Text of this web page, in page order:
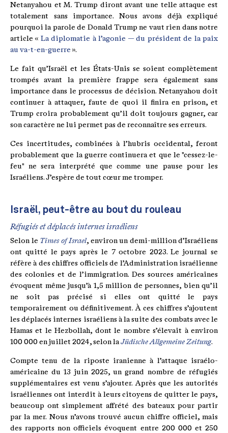
Netanyahou et M. Trump diront avant une telle attaque est
totalement sans importance. Nous avons déjà expliqué
pourquoi la parole de Donald Trump ne vaut rien dans notre
article « La diplomatie à l’agonie — du président de la paix
au va-t-en-guerre ».
Le fait qu’Israël et les États-Unis se soient complètement
trompés avant la première frappe sera également sans
importance dans le processus de décision. Netanyahou doit
continuer à attaquer, faute de quoi il finira en prison, et
Trump croira probablement qu’il doit toujours gagner, car
son caractère ne lui permet pas de reconnaître ses erreurs.
Ces incertitudes, combinées à l’hubris occidental, feront
probablement que la guerre continuera et que le "cessez-le-
feu" ne sera interprété que comme une pause pour les
Israéliens. J’espère de tout cœur me tromper.
Israël, peut-être au bout du rouleau
Réfugiés et déplacés internes israéliens
Selon le Times of Israel, environ un demi-million d’Israéliens
ont quitté le pays après le 7 octobre 2023. Le journal se
réfère à des chiffres officiels de l’Administration israélienne
des colonies et de l’immigration. Des sources américaines
évoquent même jusqu’à 1,5 million de personnes, bien qu’il
ne soit pas précisé si elles ont quitté le pays
temporairement ou définitivement. À ces chiffres s’ajoutent
les déplacés internes israéliens à la suite des combats avec le
Hamas et le Hezbollah, dont le nombre s’élevait à environ
100 000 en juillet 2024, selon laJüdische Allgemeine Zeitung.
Compte tenu de la riposte iranienne à l’attaque israélo-
américaine du 13 juin 2025, un grand nombre de réfugiés
supplémentaires est venu s’ajouter. Après que les autorités
israéliennes ont interdit à leurs citoyens de quitter le pays,
beaucoup ont simplement affrété des bateaux pour partir
par la mer. Nous n’avons trouvé aucun chiffre officiel, mais
des rapports non officiels évoquent entre 200 000 et 250